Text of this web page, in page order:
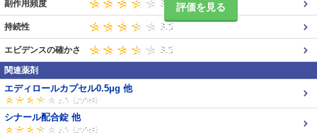
評価を見る
副作用頻度
持続性
エビデンスの確かさ
関連薬剤
エディロールカプセル0.5μg 他
シナール配合錠 他